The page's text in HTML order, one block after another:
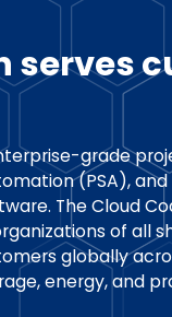
serves
grade
(PSA),
The Cloud
of all
globally
energy, and